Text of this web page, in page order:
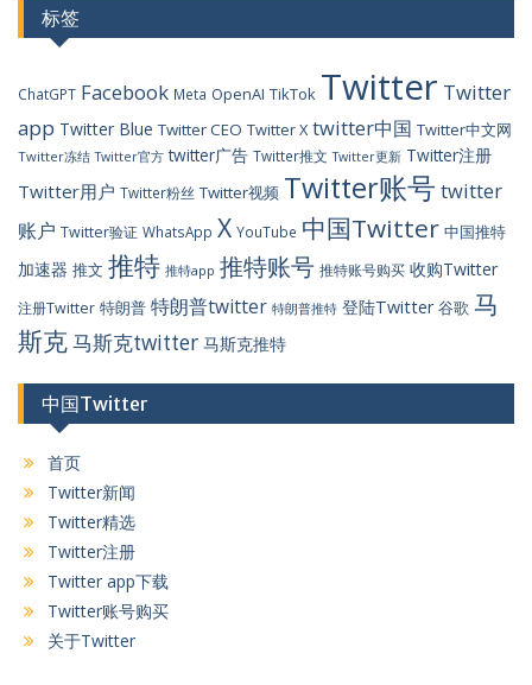
标签
ChatGPT Facebook Meta OpenAI TikTok Twitter Twitter
app Twitter Blue Twitter CEO Twitter X twitter中国 Twitter中文网
Twitter冻结 Twitter官方 twitter广告 Twitter推文 Twitter更新 Twitter注册
Twitter用户 Twitter粉丝 Twitter视频 Twitter账号 twitter
账户 Twitter验证 WhatsApp X YouTube 中国Twitter 中国推特
加速器 推文 推特 推特app 推特账号 推特账号购买 收购Twitter
注册Twitter 特朗普 特朗普twitter 特朗普推特 登陆Twitter 谷歌 马
斯克马斯克twitter 马斯克推特
中国Twitter
首页
Twitter新闻
Twitter精选
Twitter注册
Twitter app下载
Twitter账号购买
关于Twitter